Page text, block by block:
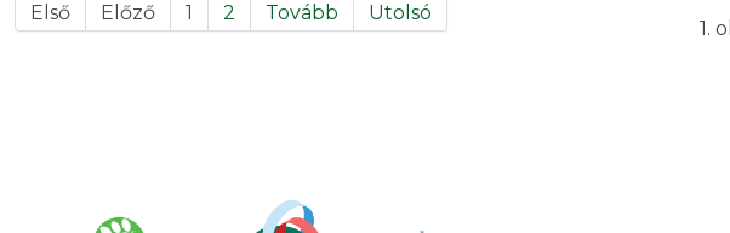
1.
Első Előző 1 2 Tovább Utolsó